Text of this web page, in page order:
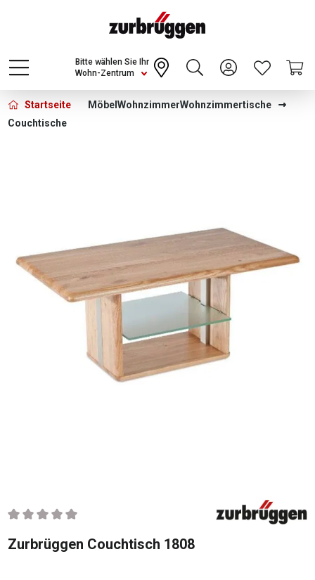
Choose a different country or region to see
content for your location and shop online
CONTINUE
Wohn-Zentrum
Bitte wählen Sie Ihr
Startseite Möbel WohnzimmerWohnzimmertische
Couchtische
Durchschnittliche Bewertung von 0 von 5 Sternen
Zurbrüggen Couchtisch 1808